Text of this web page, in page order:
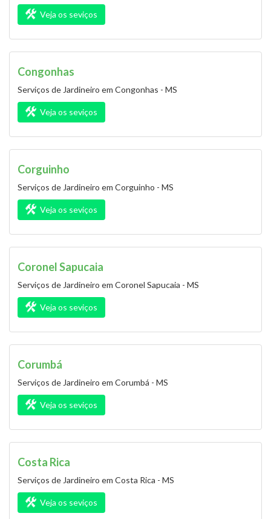
Veja os seviços
Congonhas
Serviços de Jardineiro em Congonhas - MS
Veja os seviços
Corguinho
Serviços de Jardineiro em Corguinho - MS
Veja os seviços
Coronel Sapucaia
Serviços de Jardineiro em Coronel Sapucaia - MS
Veja os seviços
Corumbá
Serviços de Jardineiro em Corumbá - MS
Veja os seviços
Costa Rica
Serviços de Jardineiro em Costa Rica - MS
Veja os seviços